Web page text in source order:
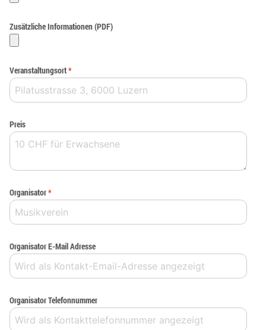
Zusätzliche Informationen (PDF)
Veranstaltungsort*
Preis
Organisator*
Organisator E-Mail Adresse
Organisator Telefonnummer